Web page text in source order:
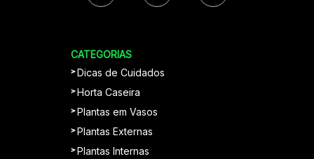
CATEGORIAS
Dicas de Cuidados
Horta Caseira
Plantas em Vasos
Plantas Externas
Plantas Internas